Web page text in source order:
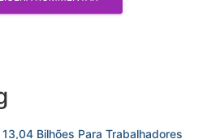
Bilhões Para Trabalhadores